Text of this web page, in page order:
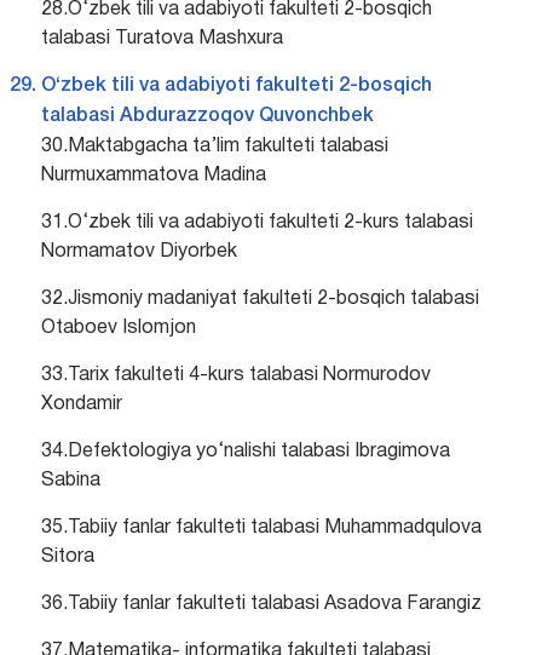
28.O‘zbek tili va adabiyoti fakulteti 2-bosqich
talabasi Turatova Mashxura
O‘zbek tili va adabiyoti fakulteti 2-bosqich
talabasi Abdurazzoqov Quvonchbek
30.Maktabgacha ta’lim fakulteti talabasi
Nurmuxammatova Madina
31.O‘zbek tili va adabiyoti fakulteti 2-kurs talabasi
Normamatov Diyorbek
32.Jismoniy madaniyat fakulteti 2-bosqich talabasi
Otaboev Islomjon
33.Tarix fakulteti 4-kurs talabasi Normurodov
Xondamir
34.Defektologiya yo‘nalishi talabasi Ibragimova
Sabina
35.Tabiiy fanlar fakulteti talabasi Muhammadqulova
Sitora
36.Tabiiy fanlar fakulteti talabasi Asadova Farangiz